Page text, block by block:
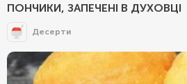
ПОНЧИКИ, ЗАПЕЧЕНІ В ДУХОВЦІ
Десерти